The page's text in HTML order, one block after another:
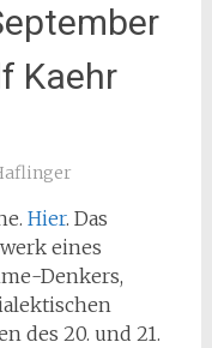
Kaehr
Hier. Das
eines
Denkers,
des 20. und 21.